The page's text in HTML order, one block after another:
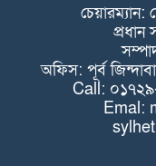
অফিস: পূর্ব
Call:
Emal: